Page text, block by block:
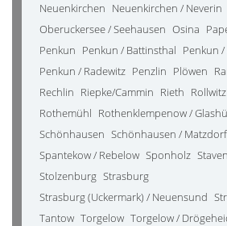
Neuenkirchen Neuenkirchen / Neverin
Oberuckersee / Seehausen Osina
Penkun Penkun / Battinsthal Penkun
Penkun / Radewitz Penzlin Plöwen
Rechlin Riepke/Cammin Rieth Rollwitz
Rothemühl Rothenklempenow /
Schönhausen Schönhausen / Matzdorf
Spantekow / Rebelow Sponholz
Stolzenburg Strasburg
Strasburg (Uckermark) / Neuensund
Tantow Torgelow Torgelow /